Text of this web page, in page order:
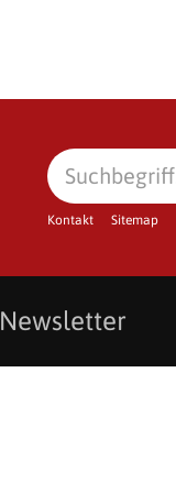
Kontakt Sitemap
Newsletter